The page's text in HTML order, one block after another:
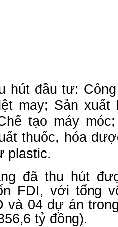
hút đầu tư:
may; Sản
tạo máy
thuốc, hóa
plastic.
đã thu hút
FDI, với tổng
và 04 dự án
tỷ đồng).